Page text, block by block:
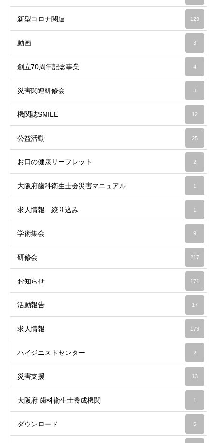
新型コロナ関連 129
動画 3
創立70周年記念事業 4
災害関連研修会 3
機関誌SMILE 12
公益活動 25
お口の健康リーフレット 2
大阪府歯科衛生士会災害マニュアル 1
求人情報 絞り込み 1
学術集会 9
研修会 217
お知らせ 171
活動報告 17
求人情報 173
ハイジニストセンター 2
災害支援 13
大阪府 歯科衛生士養成機関 1
ダウンロード 5